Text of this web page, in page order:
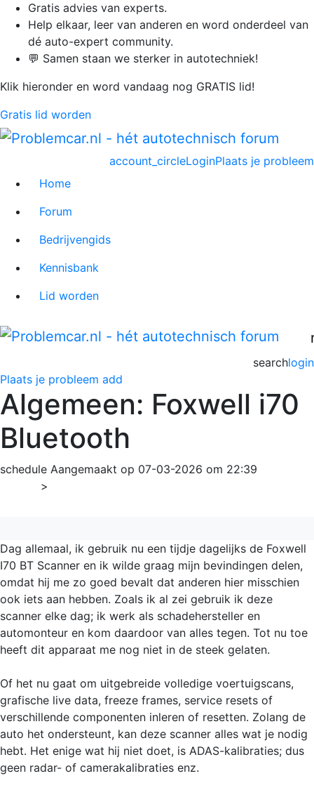
Gratis advies van experts.
Help elkaar, leer van anderen en word onderdeel van
dé auto-expert community.
💬 Samen staan we sterker in autotechniek!
Klik hieronder en word vandaag nog GRATIS lid!
Gratis lid worden
Plaats je probleem
account_circleLogin
Home
Forum
Bedrijvengids
Kennisbank
Lid worden
login
search
Plaats je probleem add
Algemeen: Foxwell i70
Bluetooth
schedule Aangemaakt op 07-03-2026 om 22:39
>
Dag allemaal, ik gebruik nu een tijdje dagelijks de Foxwell
I70 BT Scanner en ik wilde graag mijn bevindingen delen,
omdat hij me zo goed bevalt dat anderen hier misschien
ook iets aan hebben. Zoals ik al zei gebruik ik deze
scanner elke dag; ik werk als schadehersteller en
automonteur en kom daardoor van alles tegen. Tot nu toe
heeft dit apparaat me nog niet in de steek gelaten.
Of het nu gaat om uitgebreide volledige voertuigscans,
grafische live data, freeze frames, service resets of
verschillende componenten inleren of resetten. Zolang de
auto het ondersteunt, kan deze scanner alles wat je nodig
hebt. Het enige wat hij niet doet, is ADAS-kalibraties; dus
geen radar- of camerakalibraties enz.